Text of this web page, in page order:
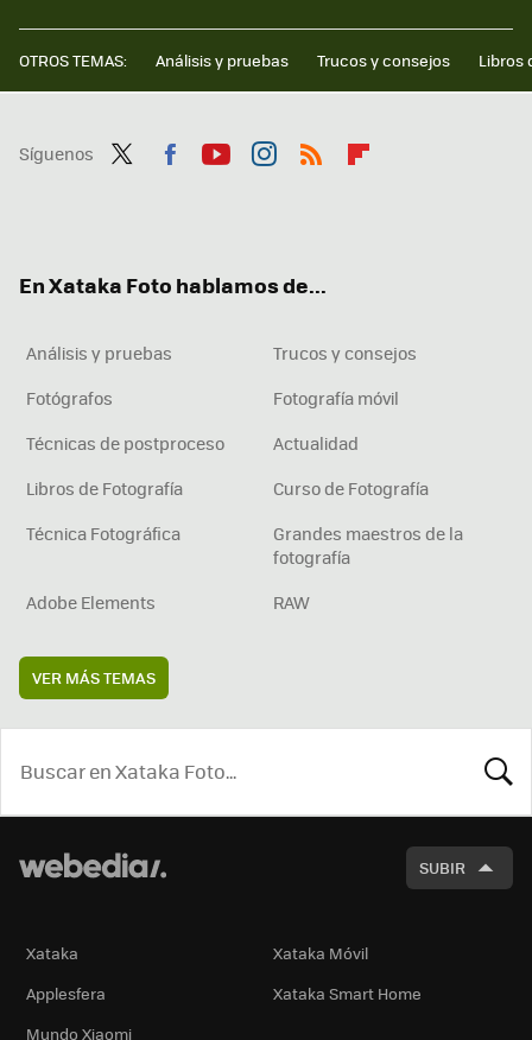
OTROS TEMAS: Análisis y pruebas Trucos y consejos Libros
Síguenos
En Xataka Foto hablamos de...
Análisis y pruebas
Trucos y consejos
Fotógrafos
Fotografía móvil
Técnicas de postproceso
Actualidad
Libros de Fotografía
Curso de Fotografía
Técnica Fotográfica
Grandes maestros de la
fotografía
Adobe Elements
RAW
VER MÁS TEMAS
SUBIR
Xataka
Xataka Móvil
Applesfera
Xataka Smart Home
Mundo Xiaomi